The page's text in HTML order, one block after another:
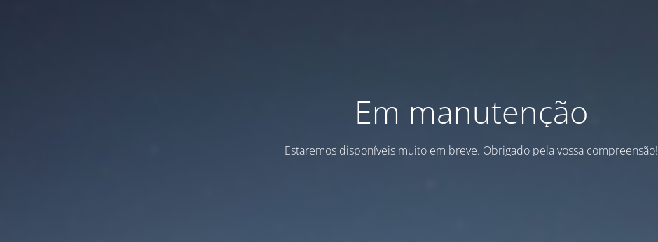
Em manutenção
Estaremos disponíveis muito em breve. Obrigado pela vossa compreensão!